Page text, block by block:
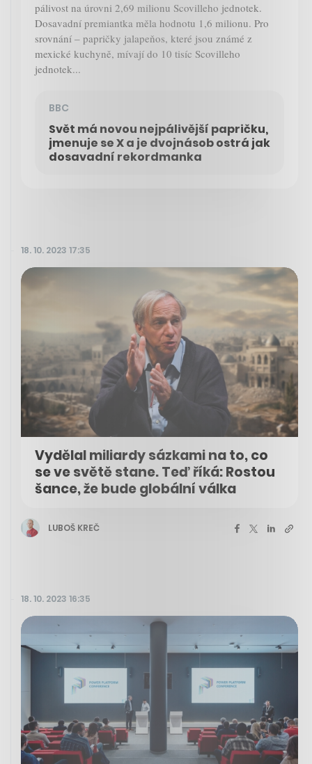
pálivost na úrovni 2,69 milionu Scovilleho jednotek.
Dosavadní premiantka měla hodnotu 1,6 milionu. Pro
srovnání – papričky jalapeňos, které jsou známé z
mexické kuchyně, mívají do 10 tisíc Scovilleho
jednotek...
BBC
Svět má novou nejpálivější papričku,
jmenuje se X a je dvojnásob ostrá jak
dosavadní rekordmanka
18. 10. 2023 17:35
Vydělal miliardy sázkami na to, co
se ve světě stane. Teď říká: Rostou
šance, že bude globální válka
LUBOŠ KREČ
18. 10. 2023 16:35